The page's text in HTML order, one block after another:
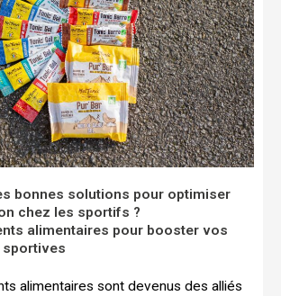
bonnes solutions pour optimiser
chez les sportifs ?
alimentaires pour booster vos
alimentaires sont devenus des alliés